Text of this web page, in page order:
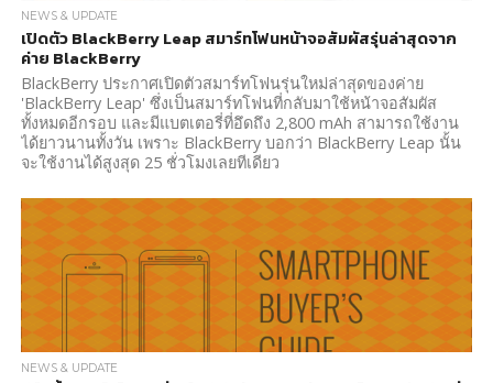
NEWS & UPDATE
เปิดตัว BlackBerry Leap สมาร์ทโฟนหน้าจอสัมผัสรุ่นล่าสุดจาก
ค่าย BlackBerry
BlackBerry ประกาศเปิดตัวสมาร์ทโฟนรุ่นใหม่ล่าสุดของค่าย
'BlackBerry Leap' ซึ่งเป็นสมาร์ทโฟนที่กลับมาใช้หน้าจอสัมผัส
ทั้งหมดอีกรอบ และมีแบตเตอรี่ที่อึดถึง 2,800 mAh สามารถใช้งาน
ได้ยาวนานทั้งวัน เพราะ BlackBerry บอกว่า BlackBerry Leap นั้น
จะใช้งานได้สูงสุด 25 ชั่วโมงเลยทีเดียว
NEWS & UPDATE